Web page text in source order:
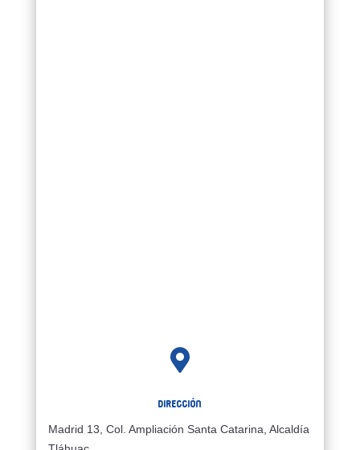

Dirección
Madrid 13, Col. Ampliación Santa Catarina, Alcaldía